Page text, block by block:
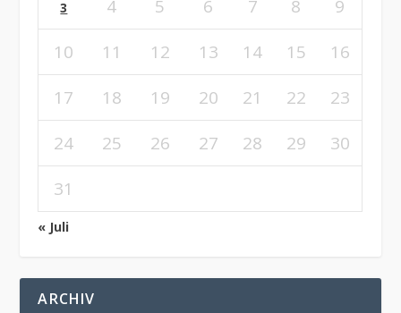
3 4 5 6 7 8
9
10
11 12 13 14 15
16
17
18 19 20 21 22
23
24
25 26 27 28 29
30
31
« Juli
ARCHIV